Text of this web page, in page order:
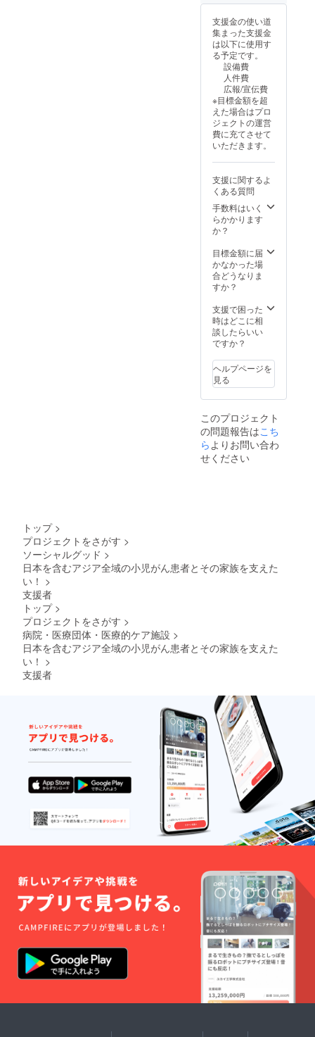
支援金の使い道
集まった支援金
は以下に使用す
る予定です。
設備費
人件費
広報/宣伝費
※目標金額を超
えた場合はプロ
ジェクトの運営
費に充てさせて
いただきます。
支援に関するよ
くある質問
手数料はいく
らかかります
か？
目標金額に届
かなかった場
合どうなりま
すか？
支援で困った
時はどこに相
談したらいい
ですか？
ヘルプページを
見る
このプロジェクト
の問題報告はこち
らよりお問い合わ
せください
トップ >
プロジェクトをさがす >
ソーシャルグッド >
日本を含むアジア全域の小児がん患者とその家族を支えた
い！ >
支援者
トップ >
プロジェクトをさがす >
病院・医療団体・医療的ケア施設 >
日本を含むアジア全域の小児がん患者とその家族を支えた
い！ >
支援者